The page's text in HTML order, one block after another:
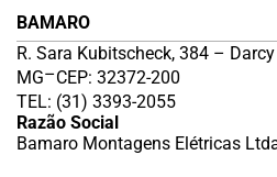
BAMARO
R. Sara Kubitscheck, 384 –
MG–CEP: 32372-200
TEL: (31) 3393-2055
Razão Social
Bamaro Montagens Elétricas